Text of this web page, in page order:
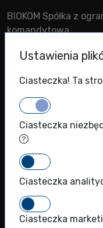
BIOKOM Spółka z
komandytowa
NIP: 5271011366
+48 (22) 720 71 40
MENU
Sklep
Produkty naukowe
Producenci
Ustawienia
Ciasteczka! Ta
Ciasteczka
Ciasteczka
Ciasteczka